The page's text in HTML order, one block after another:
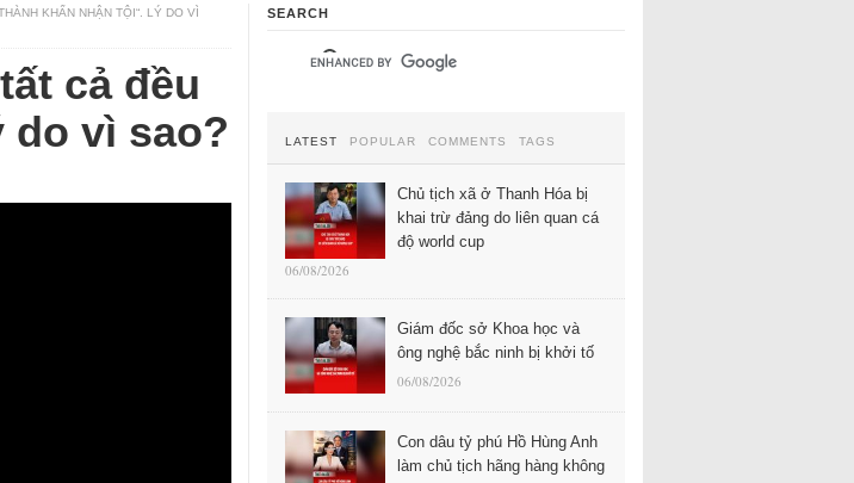
KHẨN NHẬN TỘI“. LÝ DO VÌ
cả đều
do vì sao?
SEARCH
LATEST POPULAR COMMENTS TAGS
Chủ tịch xã ở Thanh Hóa bị
khai trừ đảng do liên quan cá
độ world cup
06/08/2026
Giám đốc sở Khoa học và
ông nghệ bắc ninh bị khởi tố
06/08/2026
Con dâu tỷ phú Hồ Hùng Anh
làm chủ tịch hãng hàng không